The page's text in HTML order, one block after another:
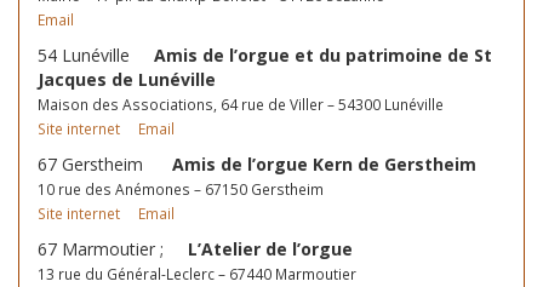
Email
54 Lunéville Amis de l’orgue et du patrimoine de St
Jacques de Lunéville
Maison des Associations, 64 rue de Viller – 54300 Lunéville
Site internet
Email
67 Gerstheim Amis de l’orgue Kern de Gerstheim
10 rue des Anémones – 67150 Gerstheim
Site internet
Email
67 Marmoutier ; L’Atelier de l’orgue
13 rue du Général-Leclerc – 67440 Marmoutier